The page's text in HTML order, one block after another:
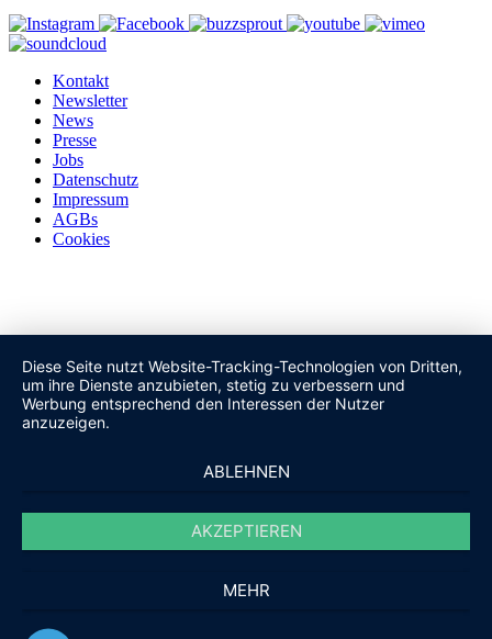
Kontakt
Newsletter
News
Presse
Jobs
Datenschutz
Impressum
AGBs
Cookies
Diese Seite nutzt Website-Tracking-Technologien von Dritten,
um ihre Dienste anzubieten, stetig zu verbessern und
Werbung entsprechend den Interessen der Nutzer
anzuzeigen.
ABLEHNEN
AKZEPTIEREN
MEHR